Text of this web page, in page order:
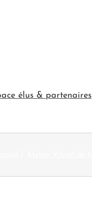
élus & partenaires